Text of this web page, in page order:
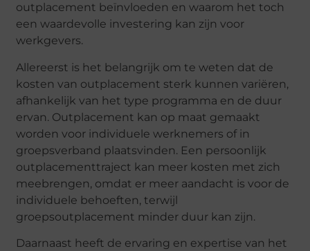
outplacement beïnvloeden en waarom het toch
een waardevolle investering kan zijn voor
werkgevers.
Allereerst is het belangrijk om te weten dat de
kosten van outplacement sterk kunnen variëren,
afhankelijk van het type programma en de duur
ervan. Outplacement kan op maat gemaakt
worden voor individuele werknemers of in
groepsverband plaatsvinden. Een persoonlijk
outplacementtraject kan meer kosten met zich
meebrengen, omdat er meer aandacht is voor de
individuele behoeften, terwijl
groepsoutplacement minder duur kan zijn.
Daarnaast heeft de ervaring en expertise van het